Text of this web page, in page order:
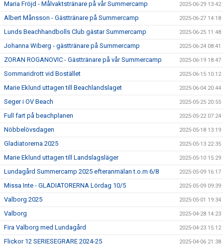
Maria Fröjd - Målvaktstränare på vår Summercamp 2025-06-29 13:42
Albert Månsson - Gästtränare på Summercamp 2025-06-27 14:18
Lunds Beachhandbolls Club gästar Summercamp 2025-06-25 11:48
Johanna Wiberg - gästtränare på Summercamp 2025-06-24 08:41
ZORAN ROGANOVIC - Gästtränare på vår Summercamp 2025-06-19 18:47
Sommaridrott vid Bostället 2025-06-15 10:12
Marie Eklund uttagen till Beachlandslaget 2025-06-04 20:44
Seger i OV Beach 2025-05-25 20:55
Full fart på beachplanen 2025-05-22 07:24
Nöbbelövsdagen 2025-05-18 13:19
Gladiatorerna 2025 2025-05-13 22:35
Marie Eklund uttagen till Landslagsläger 2025-05-10 15:29
Lundagård Summercamp 2025 efteranmälan t.o.m 6/8 2025-05-09 16:17
Missa Inte - GLADIATORERNA Lördag 10/5 2025-05-09 09:39
Valborg 2025 2025-05-01 19:34
Valborg 2025-04-28 14:23
Fira Valborg med Lundagård 2025-04-23 15:12
Flickor 12 SERIESEGRARE 2024-25 2025-04-06 21:38